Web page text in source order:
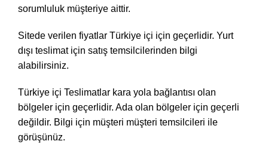
sorumluluk müşteriye aittir.
Sitede verilen fiyatlar Türkiye içi için geçerlidir. Yurt
dışı teslimat için satış temsilcilerinden bilgi
alabilirsiniz.
Türkiye içi Teslimatlar kara yola bağlantısı olan
bölgeler için geçerlidir. Ada olan bölgeler için geçerli
değildir. Bilgi için müşteri müşteri temsilcileri ile
görüşünüz.